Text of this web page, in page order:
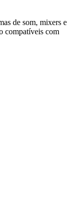
de som, mixers e
compatíveis com